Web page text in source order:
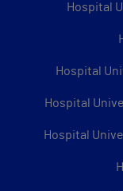
Hospital
Hospital
Hospital
Hospital